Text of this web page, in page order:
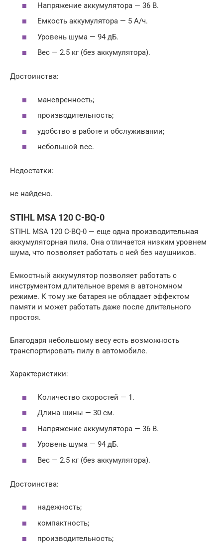
Напряжение аккумулятора — 36 В.
Емкость аккумулятора — 5 А/ч.
Уровень шума — 94 дБ.
Вес — 2.5 кг (без аккумулятора).
Достоинства:
маневренность;
производительность;
удобство в работе и обслуживании;
небольшой вес.
Недостатки:
не найдено.
STIHL MSA 120 C-BQ-0
STIHL MSA 120 C-BQ-0 — еще одна производительная
аккумуляторная пила. Она отличается низким уровнем
шума, что позволяет работать с ней без наушников.
Емкостный аккумулятор позволяет работать с
инструментом длительное время в автономном
режиме. К тому же батарея не обладает эффектом
памяти и может работать даже после длительного
простоя.
Благодаря небольшому весу есть возможность
транспортировать пилу в автомобиле.
Характеристики:
Количество скоростей — 1.
Длина шины — 30 см.
Напряжение аккумулятора — 36 В.
Уровень шума — 94 дБ.
Вес — 2.5 кг (без аккумулятора).
Достоинства:
надежность;
компактность;
производительность;